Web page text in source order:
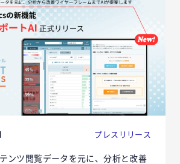
プレスリリース
ンツ閲覧データを元に、分析と改善